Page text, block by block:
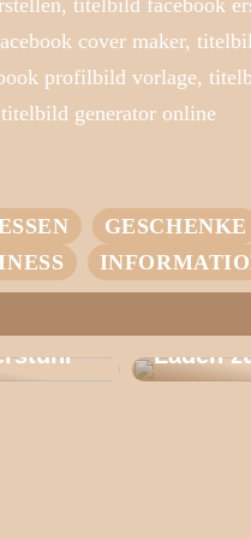
titelbild facebook
cover maker,
profilbild vorlage,
generator online
GESCHENKE
Sie
Laden